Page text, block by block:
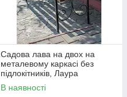
Садова лава на двох на
металевому каркасі без
підлокітників, Лаура
В наявності